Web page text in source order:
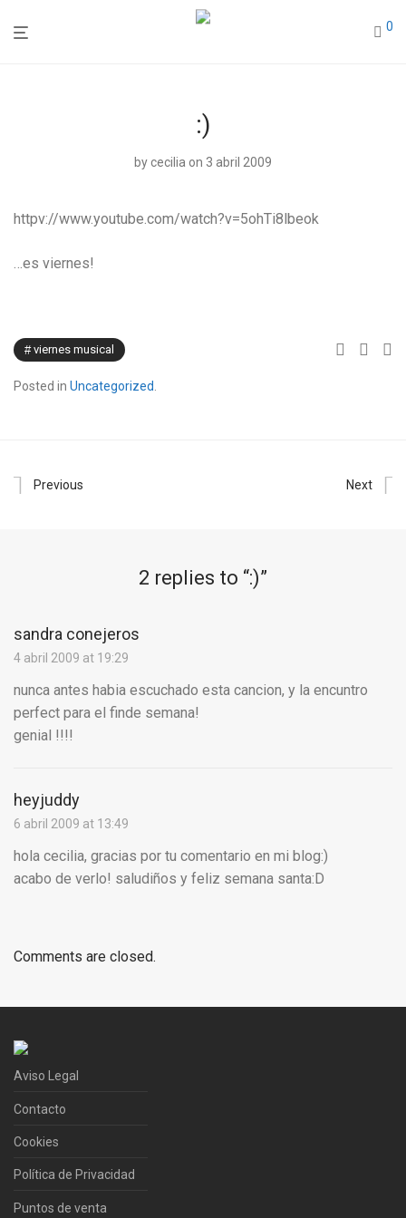
0
:)
bycecilia on 3 abril 2009
httpv://www.youtube.com/watch?v=5ohTi8lbeok
…es viernes!
viernes musical
Posted in Uncategorized
Previous Next
2 replies to “:)”
sandra conejeros
4 abril 2009 at 19:29
nunca antes habia escuchado esta cancion, y la encuntro
perfect para el finde semana!
genial !!!!
heyjuddy
6 abril 2009 at 13:49
hola cecilia, gracias por tu comentario en mi blog:)
acabo de verlo! saludiños y feliz semana santa:D
Comments are closed.
Aviso Legal
Contacto
Cookies
Política de Privacidad
Puntos de venta